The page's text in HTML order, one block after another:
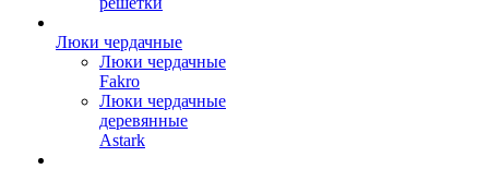
Люки чердачные
Люки чердачные
Fakro
Люки чердачные
деревянные
Astark